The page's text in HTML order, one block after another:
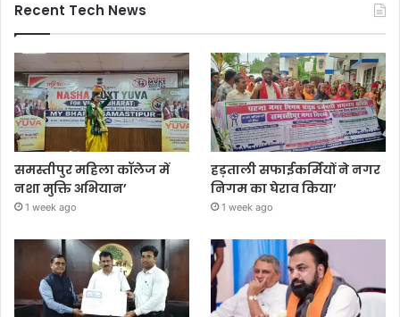
Recent Tech News
समस्तीपुर महिला कॉलेज में
नशा मुक्ति अभियान’
1 week ago
हड़ताली सफाईकर्मियों ने नगर
निगम का घेराव किया’
1 week ago